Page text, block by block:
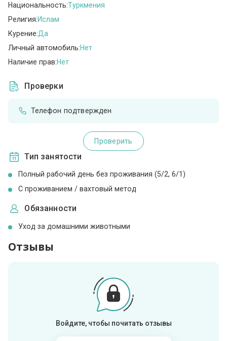
Национальность:Туркмения
Религия:Ислам
Курение:Да
Личный автомобиль:Нет
Наличие прав:Нет
Проверки
Телефон подтвержден
Проверить
Тип занятости
Полный рабочий день без проживания (5/2, 6/1)
С проживанием / вахтовый метод
Обязанности
Уход за домашними животными
Отзывы
Войдите, чтобы почитать отзывы